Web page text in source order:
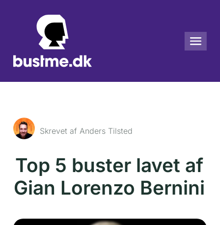
Top 5 buster lavet af
Gian Lorenzo Bernini
Skrevet af Anders Tilsted